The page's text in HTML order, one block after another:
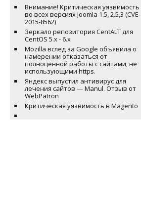
Внимание! Критическая уязвимость
во всех версиях Joomla 1.5, 2.5,3 (CVE-
2015-8562)
Зеркало репозитория CentALT для
CentOS 5.x - 6.x
Mozilla вслед за Google объявила о
намерении отказаться от
полноценной работы с сайтами, не
использующими https.
Яндекс выпустил антивирус для
лечения сайтов — Manul. Отзыв от
WebPatron
Критическая уязвимость в Magento